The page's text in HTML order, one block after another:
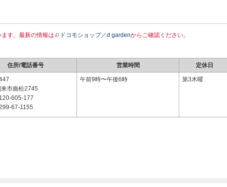
す。最新の情報は ドコモショップ／d gardenからご確認ください。
住所/電話番号 営業時間 定休日
市曲松2745
605-177
67-1155
午前9時〜午後6時 第3木曜